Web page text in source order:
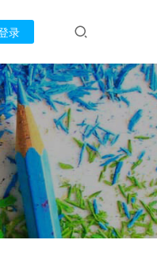
录